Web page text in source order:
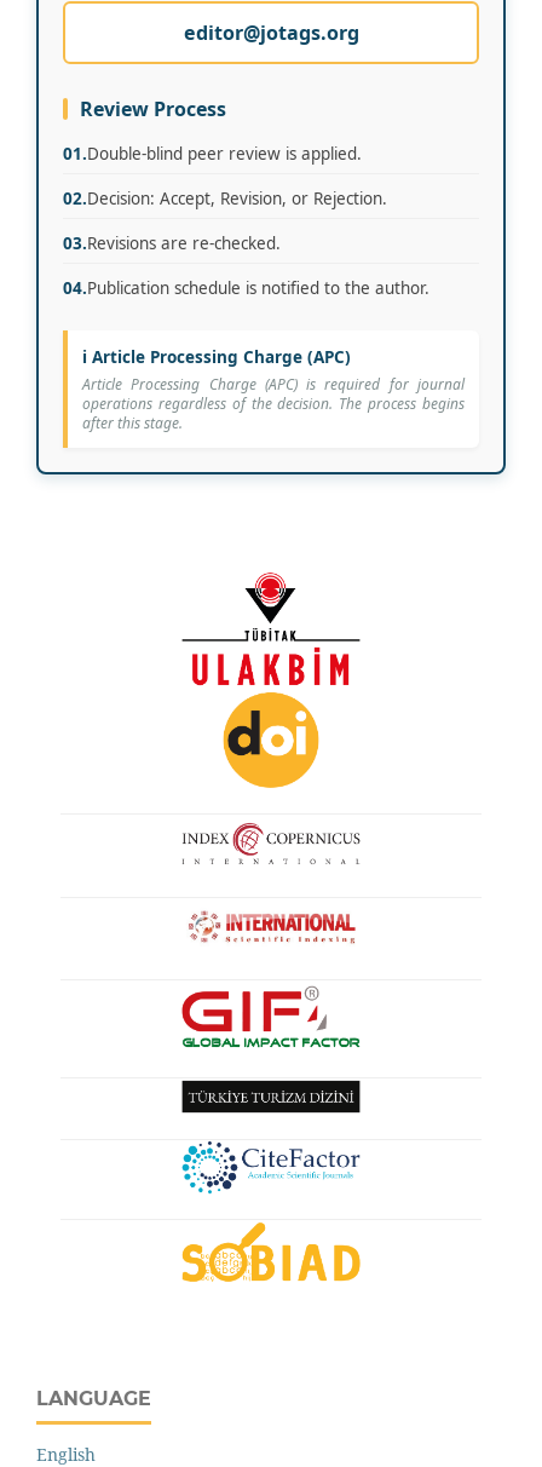
editor@jotags.org
Review Process
01.Double-blind peer review is applied.
02.Decision: Accept, Revision, or Rejection.
03.Revisions are re-checked.
04.Publication schedule is notified to the author.
ℹ️ Article Processing Charge (APC)
Article Processing Charge (APC) is required for journal
operations regardless of the decision. The process begins
after this stage.
LANGUAGE
English